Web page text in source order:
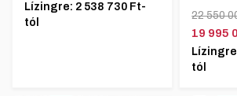
Lízingre: 2 538 730 Ft-
tól
22 550
19 995
tól